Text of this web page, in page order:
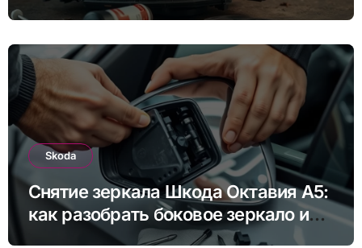
Skoda
Снятие зеркала Шкода Октавия А5:
как разобрать боковое зеркало и
снять зеркальный элемент своими